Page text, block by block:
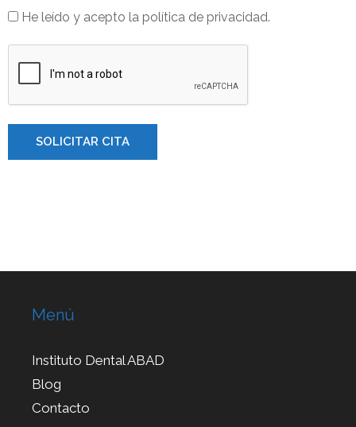
He leído y acepto la política de privacidad.
SOLICITAR CITA
Menú
Instituto Dental ABAD
Blog
Contacto